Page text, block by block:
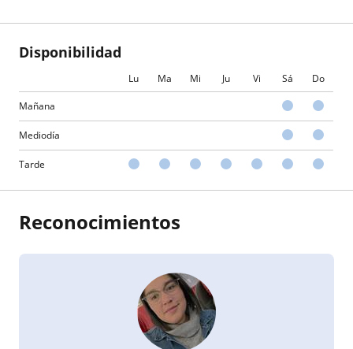
Disponibilidad
Lu Ma Mi Ju Vi Sá Do
Mañana
Mediodía
Tarde
Reconocimientos